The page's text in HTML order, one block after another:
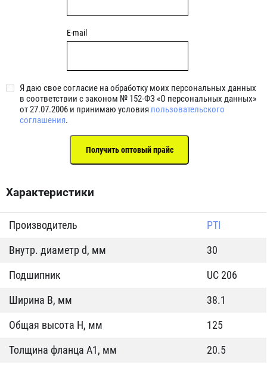
E-mail
Я даю свое согласие на обработку моих персональных данных
в соответствии с законом № 152-ФЗ «О персональных данных»
от 27.07.2006 и принимаю условия пользовательского
соглашения.
Характеристики
Производитель
PTI
Внутр. диаметр d, мм
30
Подшипник
UC 206
Ширина B, мм
38.1
Общая высота H, мм
125
Толщина фланца А1, мм
20.5